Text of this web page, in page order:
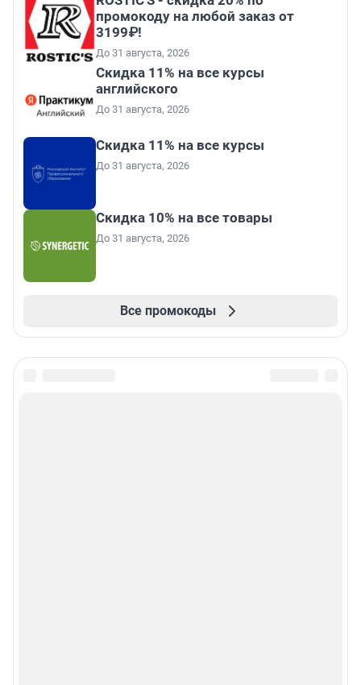
промокоду на любой заказ от
3199₽!
До 31 августа, 2026
Скидка 11% на все курсы
английского
До 31 августа, 2026
Скидка 11% на все курсы
До 31 августа, 2026
Скидка 10% на все товары
До 31 августа, 2026
Все промокоды